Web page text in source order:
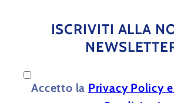
ISCRIVITI ALLA
Accetto la Privacy Policy